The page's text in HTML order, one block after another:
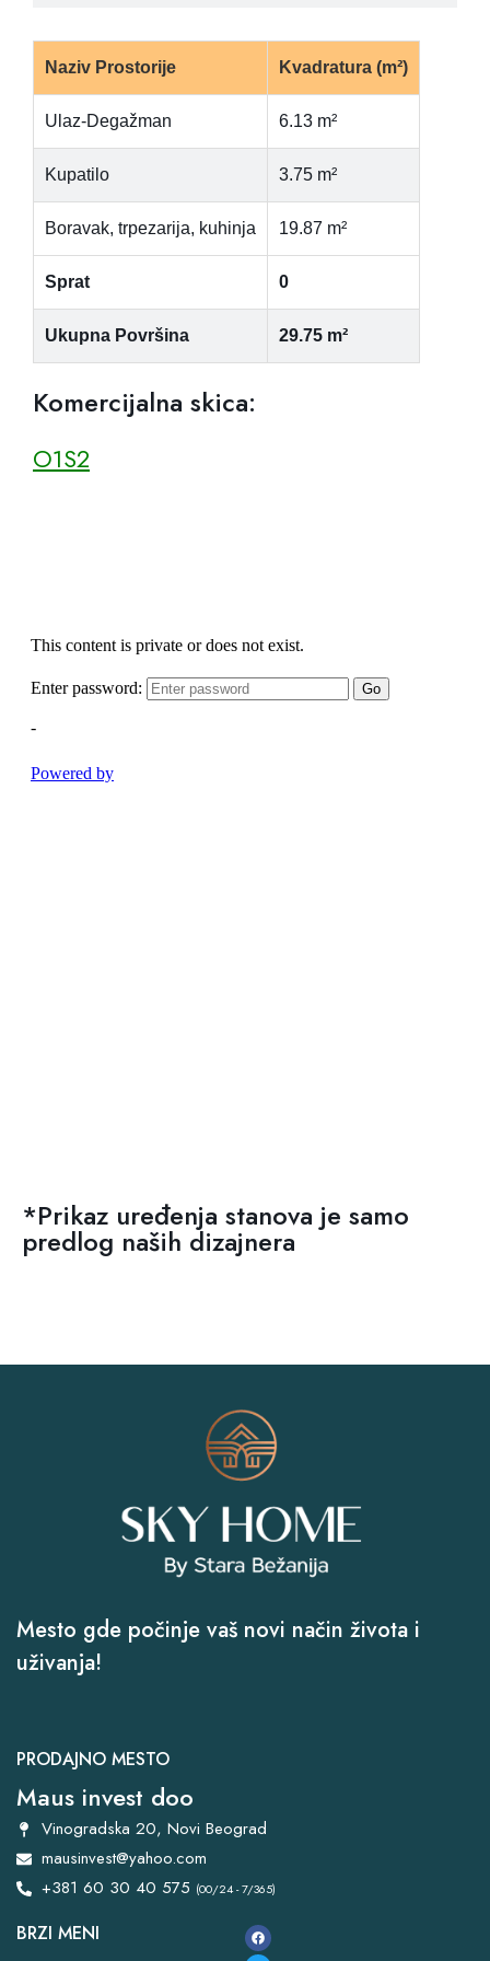
Naziv Prostorije Kvadratura (m²)
Ulaz-Degažman 6.13 m²
Kupatilo 3.75 m²
Boravak, trpezarija, kuhinja 19.87 m²
Sprat 0
Ukupna Površina 29.75 m²
Komercijalna skica:
O1S2
*Prikaz uređenja stanova je samo
predlog naših dizajnera
Mesto gde počinje vaš novi način života i
uživanja!
PRODAJNO MESTO
Maus invest doo
Vinogradska 20, Novi Beograd
mausinvest@yahoo.com
+381 60 30 40 575 (00/24 - 7/365)
BRZI MENI